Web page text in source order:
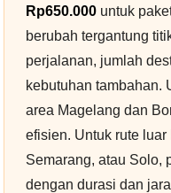
Rp650.000 untuk
berubah tergantung
perjalanan, jumlah
kebutuhan tambahan.
area Magelang dan
efisien. Untuk rute
Semarang, atau Solo,
dengan durasi dan